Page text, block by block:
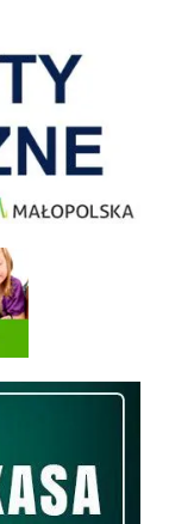
szkolny 2026/2027